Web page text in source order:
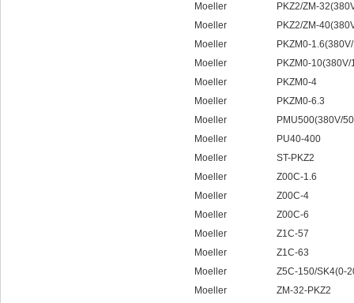
Moeller PKZ2/ZM-
Moeller PKZ2/ZM-
Moeller PKZM0-1.6(380V/
Moeller PKZM0-10(380V/
Moeller PKZM0-4
Moeller PKZM0-6.3
Moeller PMU500(380V/
Moeller PU40-400
Moeller ST-PKZ2
Moeller Z00C-1.6
Moeller Z00C-4
Moeller Z00C-6
Moeller Z1C-57
Moeller Z1C-63
Moeller Z5C-150/SK4(0-
Moeller ZM-32-PKZ2